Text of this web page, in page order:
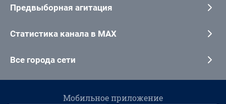
Предвыборная агитация
Статистика канала в MAX
Все города сети
Мобильное приложение